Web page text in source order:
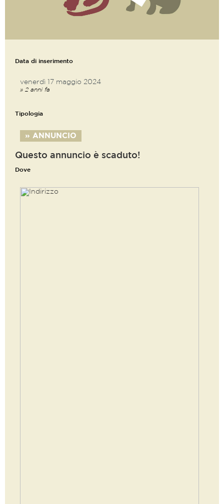
Data di inserimento
venerdì 17 maggio 2024
» 2 anni fa
Tipologia
» ANNUNCIO
Questo annuncio è scaduto!
Dove